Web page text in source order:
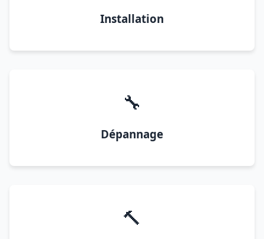
Installation
🔧
Dépannage
🔨